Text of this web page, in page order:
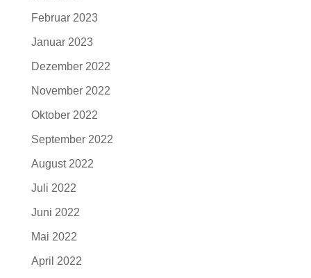
Februar 2023
Januar 2023
Dezember 2022
November 2022
Oktober 2022
September 2022
August 2022
Juli 2022
Juni 2022
Mai 2022
April 2022